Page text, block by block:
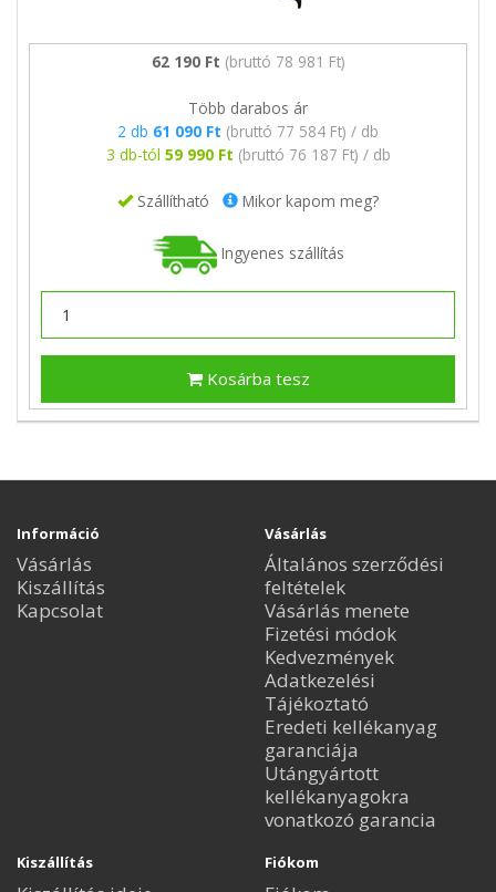
62 190 Ft (bruttó 78 981 Ft)
Több darabos ár
2 db 61 090 Ft (bruttó 77 584 Ft) / db
3 db-tól 59 990 Ft (bruttó 76 187 Ft) / db
Szállítható Mikor kapom meg?
Ingyenes szállítás
Kosárba tesz
Információ
Vásárlás
Kiszállítás
Kapcsolat
Vásárlás
Általános szerződési
feltételek
Vásárlás menete
Fizetési módok
Kedvezmények
Adatkezelési
Tájékoztató
Eredeti kellékanyag
garanciája
Utángyártott
kellékanyagokra
vonatkozó garancia
Kiszállítás Fiókom